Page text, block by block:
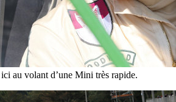
au volant d’une Mini très rapide.